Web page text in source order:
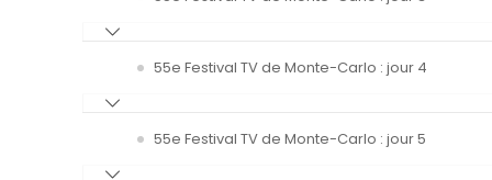
55e Festival TV de Monte-Carlo : jour 4
55e Festival TV de Monte-Carlo : jour 5